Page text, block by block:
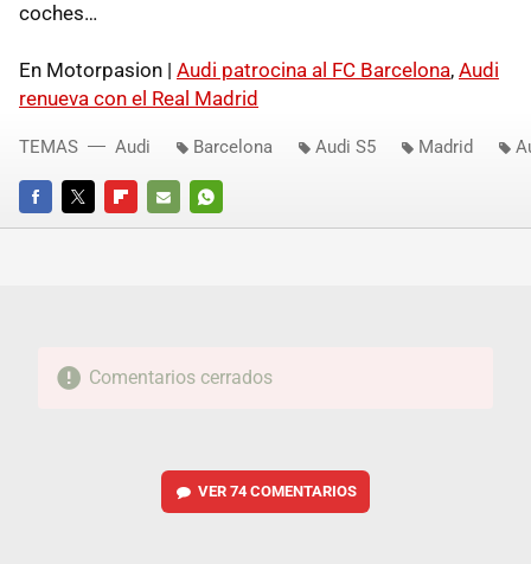
coches…
En Motorpasion | Audi patrocina al FC Barcelona, Audi
renueva con el Real Madrid
FACEBOOKTWITTERFLIPBOARD
E-
WHATSAPP
TEMAS Audi Barcelona Audi S5 Madrid
Comentarios cerrados
VER 74 COMENTARIOS